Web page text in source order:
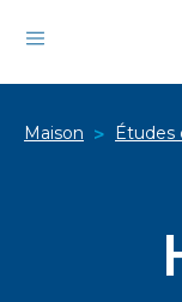
Maison > Études